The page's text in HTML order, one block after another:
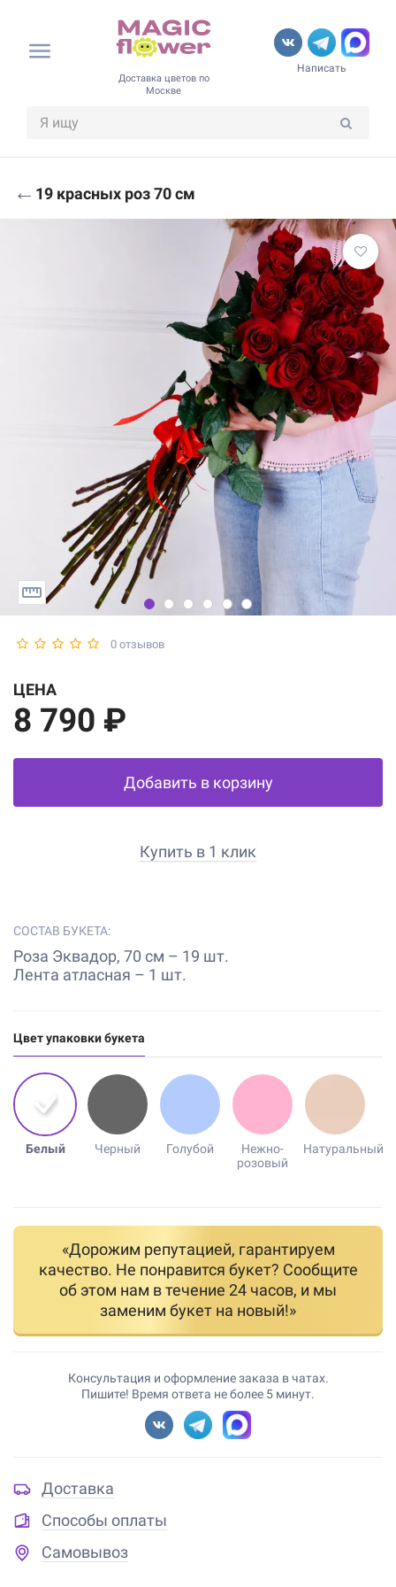
Доставка цветов по
Москве
Написать
← 19 красных роз 70 см
0 отзывов
ЦЕНА
8 790 ₽
Добавить в корзину
Купить в 1 клик
СОСТАВ БУКЕТА:
Роза Эквадор, 70 см – 19 шт.
Лента атласная – 1 шт.
Цвет упаковки букета
Белый Черный Голубой
Нежно-
розовый
Натуральный
«Дорожим репутацией, гарантируем
качество. Не понравится букет? Сообщите
об этом нам в течение 24 часов, и мы
заменим букет на новый!»
Консультация и оформление заказа в чатах.
Пишите! Время ответа не более 5 минут.
Доставка
Способы оплаты
Самовывоз